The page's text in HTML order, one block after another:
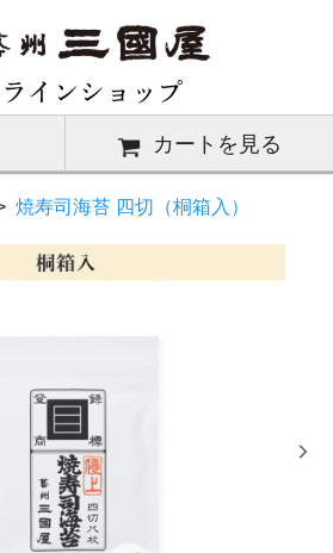
カートを見る
焼寿司海苔 四切（桐箱入）